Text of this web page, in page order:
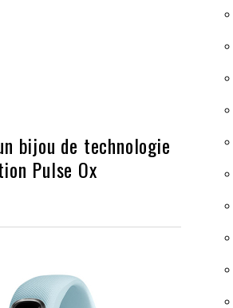
bijou de technologie
Pulse Ox